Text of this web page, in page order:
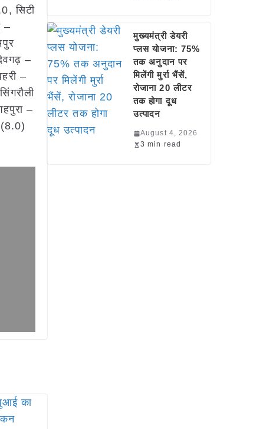
सिटी
–
–
–
–
मुख्यमंत्री डेयरी
प्लस योजना: 75%
तक अनुदान पर
मिलेंगी मुर्रा भैंसें,
रोजाना 20 लीटर
तक होगा दूध
उत्पादन
August 4, 2026
3 min read